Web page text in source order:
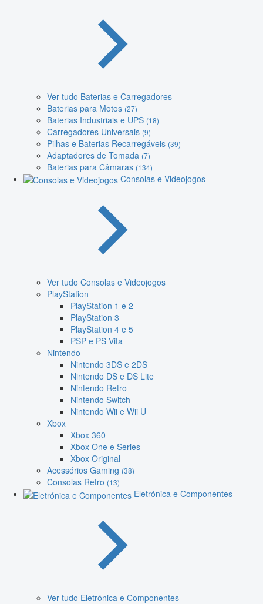
Ver tudo Baterias e Carregadores
Baterias para Motos (27)
Baterias Industriais e UPS (18)
Carregadores Universais (9)
Pilhas e Baterias Recarregáveis (39)
Adaptadores de Tomada (7)
Baterias para Câmaras (134)
Consolas e Videojogos
Ver tudo Consolas e Videojogos
PlayStation
PlayStation 1 e 2
PlayStation 3
PlayStation 4 e 5
PSP e PS Vita
Nintendo
Nintendo 3DS e 2DS
Nintendo DS e DS Lite
Nintendo Retro
Nintendo Switch
Nintendo Wii e Wii U
Xbox
Xbox 360
Xbox One e Series
Xbox Original
Acessórios Gaming (38)
Consolas Retro (13)
Eletrónica e Componentes
Ver tudo Eletrónica e Componentes